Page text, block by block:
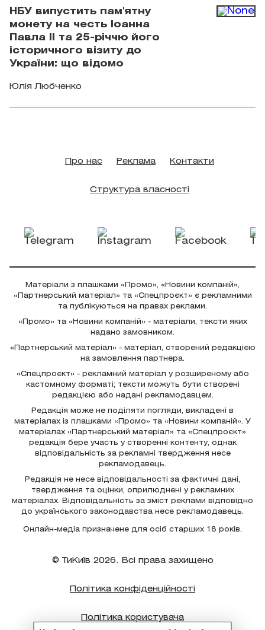
НБУ випустить пам'ятну
монету на честь Іоанна
Павла II та 25-річчю його
історичного візиту до
України: що відомо
Юлія Любченко
Про нас Реклама Контакти
Структура власності
Матеріали з плашками «Промо», «Новини компаній»,
«Партнерський матеріал» та «Спецпроєкт» є рекламними
та публікуються на правах реклами.
«Промо» та «Новини компаній» - матеріали, тексти яких
надано замовником.
«Партнерський матеріал» - матеріал, створений редакцією
на замовлення партнера.
«Спецпроєкт» - рекламний матеріал у розширеному або
кастомному форматі; тексти можуть бути створені
редакцією або надані рекламодавцем.
Редакція може не поділяти погляди, викладені в
матеріалах із плашками «Промо» та «Новини компаній». У
матеріалах «Партнерський матеріал» та «Спецпроєкт»
редакція бере участь у створенні контенту, однак
відповідальність за рекламні твердження несе
рекламодавець.
Редакція не несе відповідальності за фактичні дані,
твердження та оцінки, оприлюднені у рекламних
матеріалах. Відповідальність за зміст реклами відповідно
до українського законодавства несе рекламодавець.
Онлайн-медіа призначене для осіб старших 18 років.
© ТиКиїв 2026. Всі права захищено
Політика конфіденційності
Політика користувача